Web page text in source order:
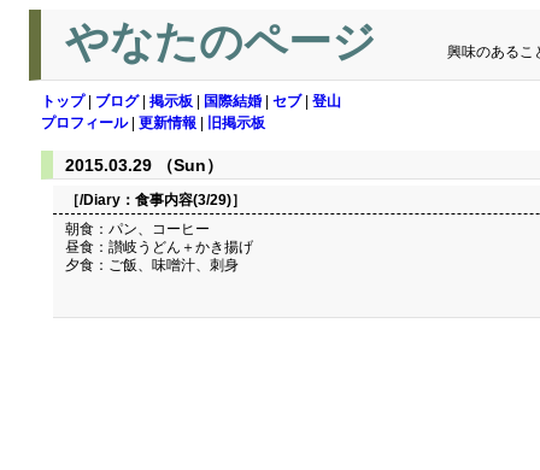
やなたのページ 興味のあるこ
トップ| ブログ| 掲示板 国際結婚 セブ| 登山
プロフィール| 更新情報 旧掲示板
2015.03.29 （Sun）
［/Diary： 食事内容(3/29)］
朝食：パン、コーヒー
昼食：讃岐うどん＋かき揚げ
夕食：ご飯、味噌汁、刺身